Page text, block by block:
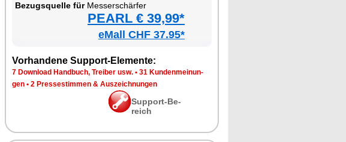
Be­zugs­quel­le fürMes­ser­schär­fer
PEARL € 39,99*
eMall CHF 37.95*
Vor­han­de­ne Sup­port-Ele­men­te:
7 Down­load Hand­buch, Trei­ber usw. • 31 Kun­den­mei­nun­
gen • 2 Pres­se­stim­men & Aus­zeich­nun­gen
Sup­port-Be­
reich